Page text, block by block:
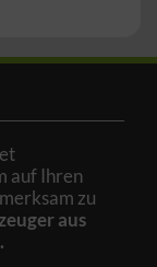
auf Ihren
zu
aus